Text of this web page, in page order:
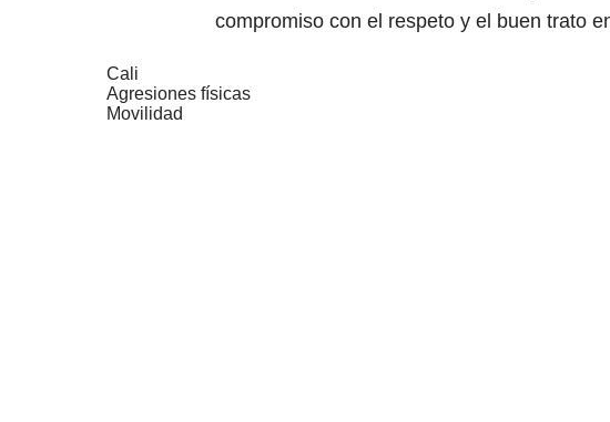
compromiso con el respeto y el buen trato
Cali
Agresiones físicas
Movilidad